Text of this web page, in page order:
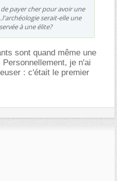
payer cher pour avoir une
serait-elle une
à une élite?
sont quand même une
je n'ai
: c'était le premier